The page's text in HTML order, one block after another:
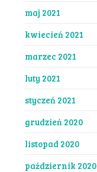
maj 2021
kwiecień 2021
marzec 2021
luty 2021
styczeń 2021
grudzień 2020
listopad 2020
październik 2020